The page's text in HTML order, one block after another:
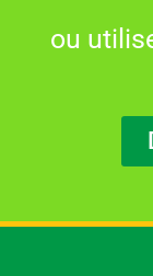
ou